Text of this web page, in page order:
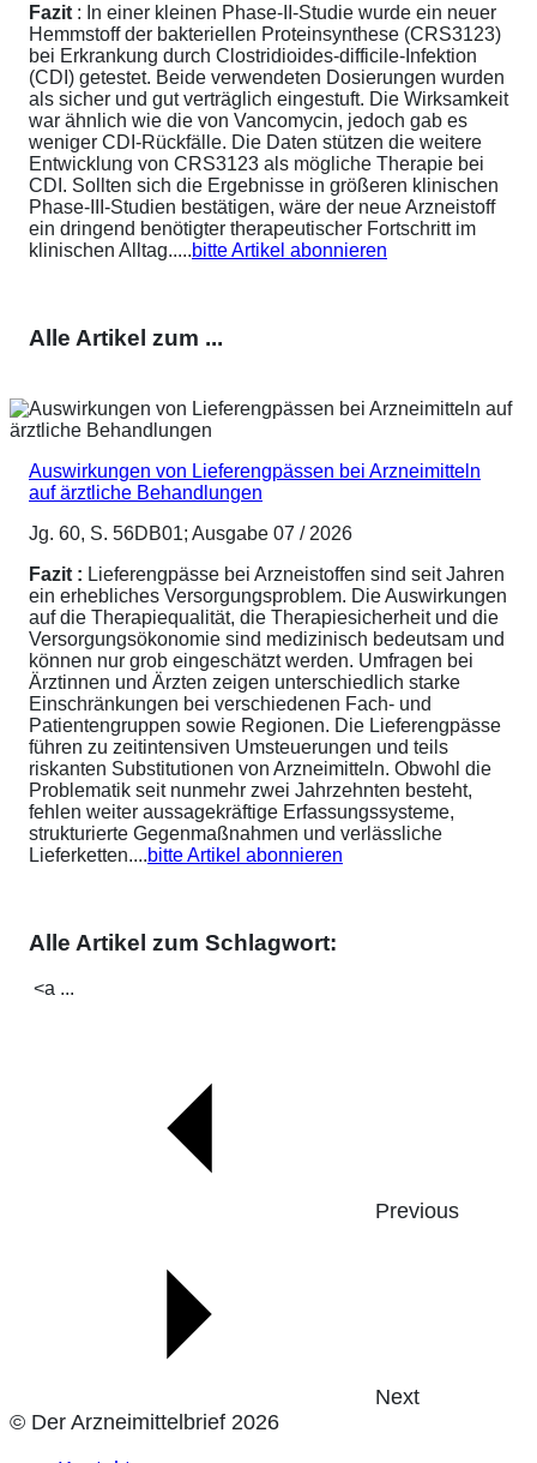
Fazit : In einer kleinen Phase-II-Studie wurde ein neuer
Hemmstoff der bakteriellen Proteinsynthese (CRS3123)
bei Erkrankung durch Clostridioides-difficile-Infektion
(CDI) getestet. Beide verwendeten Dosierungen wurden
als sicher und gut verträglich eingestuft. Die Wirksamkeit
war ähnlich wie die von Vancomycin, jedoch gab es
weniger CDI-Rückfälle. Die Daten stützen die weitere
Entwicklung von CRS3123 als mögliche Therapie bei
CDI. Sollten sich die Ergebnisse in größeren klinischen
Phase-III-Studien bestätigen, wäre der neue Arzneistoff
ein dringend benötigter therapeutischer Fortschritt im
klinischen Alltag.....bitte Artikel abonnieren
Alle Artikel zum ...
Auswirkungen von Lieferengpässen bei Arzneimitteln
auf ärztliche Behandlungen
Jg. 60, S. 56DB01; Ausgabe 07 / 2026
Fazit : Lieferengpässe bei Arzneistoffen sind seit Jahren
ein erhebliches Versorgungsproblem. Die Auswirkungen
auf die Therapiequalität, die Therapiesicherheit und die
Versorgungsökonomie sind medizinisch bedeutsam und
können nur grob eingeschätzt werden. Umfragen bei
Ärztinnen und Ärzten zeigen unterschiedlich starke
Einschränkungen bei verschiedenen Fach- und
Patientengruppen sowie Regionen. Die Lieferengpässe
führen zu zeitintensiven Umsteuerungen und teils
riskanten Substitutionen von Arzneimitteln. Obwohl die
Problematik seit nunmehr zwei Jahrzehnten besteht,
fehlen weiter aussagekräftige Erfassungssysteme,
strukturierte Gegenmaßnahmen und verlässliche
Lieferketten....bitte Artikel abonnieren
Alle Artikel zum Schlagwort:
<a ...
Previous
Next
© Der Arzneimittelbrief 2026